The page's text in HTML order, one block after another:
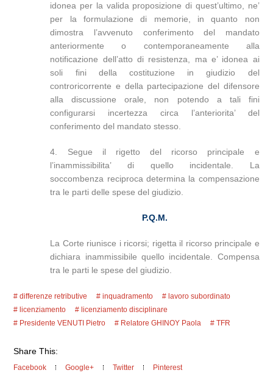
idonea per la valida proposizione di quest’ultimo, ne’
per la formulazione di memorie, in quanto non
dimostra l’avvenuto conferimento del mandato
anteriormente o contemporaneamente alla
notificazione dell’atto di resistenza, ma e’ idonea ai
soli fini della costituzione in giudizio del
controricorrente e della partecipazione del difensore
alla discussione orale, non potendo a tali fini
configurarsi incertezza circa l’anteriorita’ del
conferimento del mandato stesso.
4. Segue il rigetto del ricorso principale e
l’inammissibilita’ di quello incidentale. La
soccombenza reciproca determina la compensazione
tra le parti delle spese del giudizio.
P.Q.M.
La Corte riunisce i ricorsi; rigetta il ricorso principale e
dichiara inammissibile quello incidentale. Compensa
tra le parti le spese del giudizio.
differenze retributive inquadramento
lavoro subordinato
licenziamento
licenziamento disciplinare
Presidente VENUTI Pietro
Relatore GHINOY Paola TFR
Share This:
Facebook Google+ Twitter Pinterest